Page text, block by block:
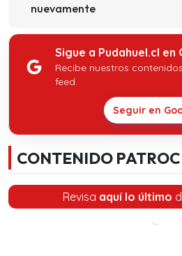
nuevamente
Sigue a Pudahuel.cl
Recibe nuestros
feed.
Seguir en
CONTENIDO
Revisa aquí lo último